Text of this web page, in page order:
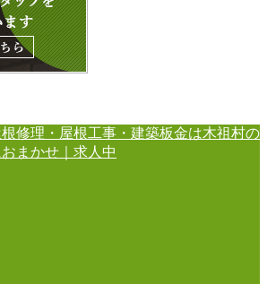
修理・屋根工事・建築板金は木祖村の
まかせ｜求人中